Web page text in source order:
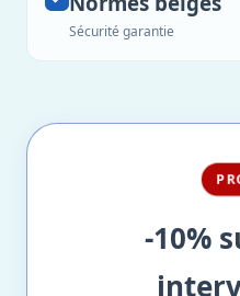
Sécurité garantie
-10%